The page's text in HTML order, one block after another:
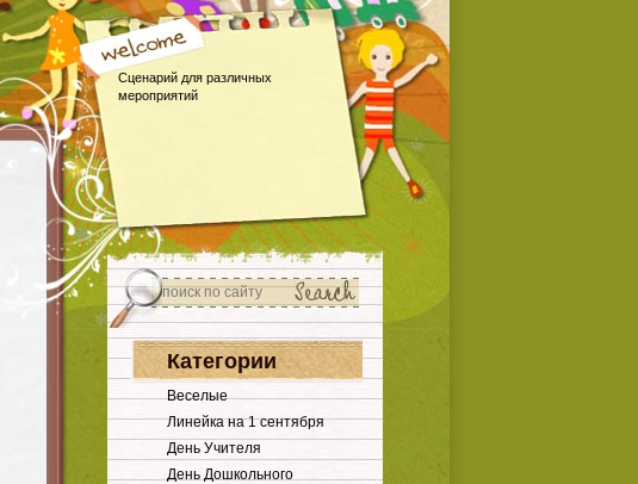
Сценарий для различных
мероприятий
Категории
Веселые
Линейка на 1 сентября
День Учителя
День Дошкольного